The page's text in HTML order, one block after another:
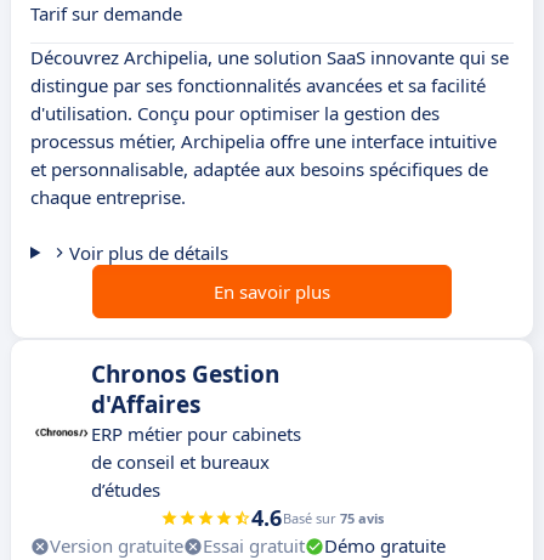
Tarif sur demande
Découvrez Archipelia, une solution SaaS innovante qui se
distingue par ses fonctionnalités avancées et sa facilité
d'utilisation. Conçu pour optimiser la gestion des
processus métier, Archipelia offre une interface intuitive
et personnalisable, adaptée aux besoins spécifiques de
chaque entreprise.
Voir plus de détails
En savoir plus
Chronos Gestion
d'Affaires
ERP métier pour cabinets
de conseil et bureaux
d’études
4.6Basé sur 75 avis
Version gratuite Essai gratuit
Démo gratuite